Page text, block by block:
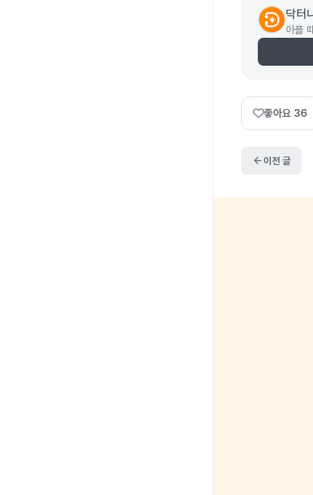
닥터
아플
좋아요 36
arrow_back이전 글